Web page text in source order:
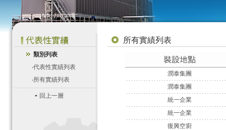
類別列表
‧代表性實績列表
‧所有實績列表
回上一層
所有實績列表
潤泰集團
潤泰集團
統一企業
統一企業
復興空廚